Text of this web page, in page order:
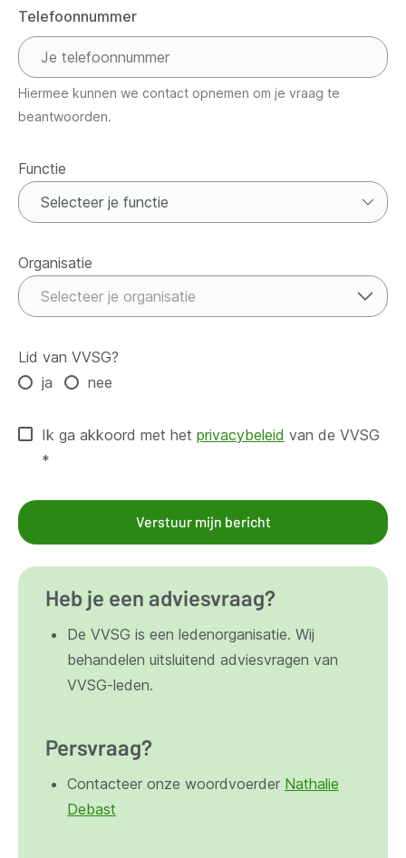
Telefoonnummer
Hiermee kunnen we contact opnemen om je vraag te
beantwoorden.
Functie
Functie
Organisatie
Organisatie
Selecteer je organisatie
Lid van VVSG?
ja
nee
Ik ga akkoord met het privacybeleid van de VVSG
*
Verstuur mijn bericht
Heb je een adviesvraag?
De VVSG is een ledenorganisatie. Wij
behandelen uitsluitend adviesvragen van
VVSG-leden.
Persvraag?
Contacteer onze woordvoerder Nathalie
Debast